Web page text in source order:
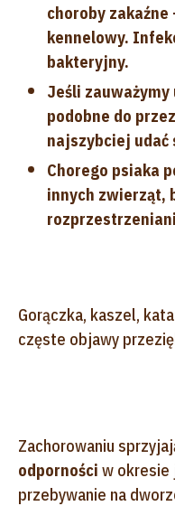
choroby
kennelowy.
bakteryjny.
Jeśli
podobne do
najszybciej udać
Chorego psiaka
innych zwierząt,
Gorączka, kaszel,
częste objawy
Zachorowaniu
odporności w okresie
przebywanie na